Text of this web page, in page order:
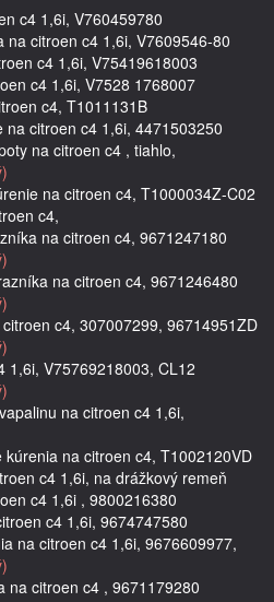
c4 1,6i, V760459780
na citroen c4 1,6i, V7609546-80
c4 1,6i, V75419618003
c4 1,6i, V7528 1768007
c4, T1011131B
na citroen c4 1,6i, 4471503250
na citroen c4 , tiahlo,
na citroen c4, T1000034Z-C02
c4,
na citroen c4, 9671247180
na citroen c4, 9671246480
c4, 307007299, 96714951ZD
1,6i, V75769218003, CL12
na citroen c4 1,6i,
na citroen c4, T1002120VD
c4 1,6i, na drážkový remeň
c4 1,6i , 9800216380
c4 1,6i, 9674747580
na citroen c4 1,6i, 9676609977,
na citroen c4 , 9671179280